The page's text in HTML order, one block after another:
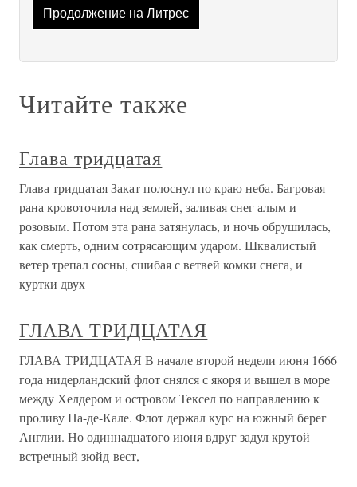
Продолжение на Литрес
Читайте также
Глава тридцатая
Глава тридцатая Закат полоснул по краю неба. Багровая
рана кровоточила над землей, заливая снег алым и
розовым. Потом эта рана затянулась, и ночь обрушилась,
как смерть, одним сотрясающим ударом. Шквалистый
ветер трепал сосны, сшибая с ветвей комки снега, и
куртки двух
ГЛАВА ТРИДЦАТАЯ
ГЛАВА ТРИДЦАТАЯ В начале второй недели июня 1666
года нидерландский флот снялся с якоря и вышел в море
между Хелдером и островом Тексел по направлению к
проливу Па-де-Кале. Флот держал курс на южный берег
Англии. Но одиннадцатого июня вдруг задул крутой
встречный зюйд-вест,